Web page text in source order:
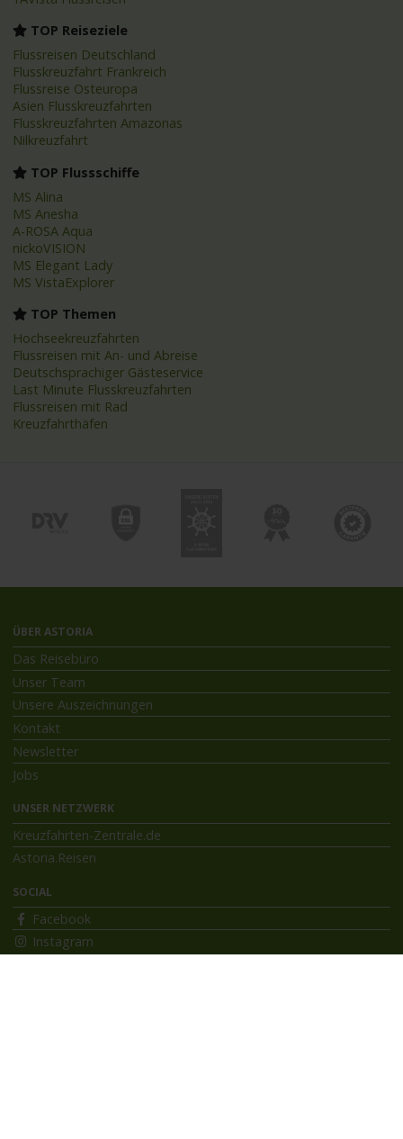
TOP Reiseziele
Flussreisen Deutschland
Flusskreuzfahrt Frankreich
Flussreise Osteuropa
Asien Flusskreuzfahrten
Flusskreuzfahrten Amazonas
Nilkreuzfahrt
TOP Flussschiffe
MS Alina
MS Anesha
A-ROSA Aqua
nickoVISION
MS Elegant Lady
MS VistaExplorer
TOP Themen
Hochseekreuzfahrten
Flussreisen mit An- und Abreise
Deutschsprachiger Gästeservice
Last Minute Flusskreuzfahrten
Flussreisen mit Rad
Kreuzfahrthäfen
ÜBER ASTORIA
Das Reisebüro
Unser Team
Unsere Auszeichnungen
Kontakt
Newsletter
Jobs
UNSER NETZWERK
Kreuzfahrten-Zentrale.de
Astoria.Reisen
SOCIAL
Facebook
Instagram